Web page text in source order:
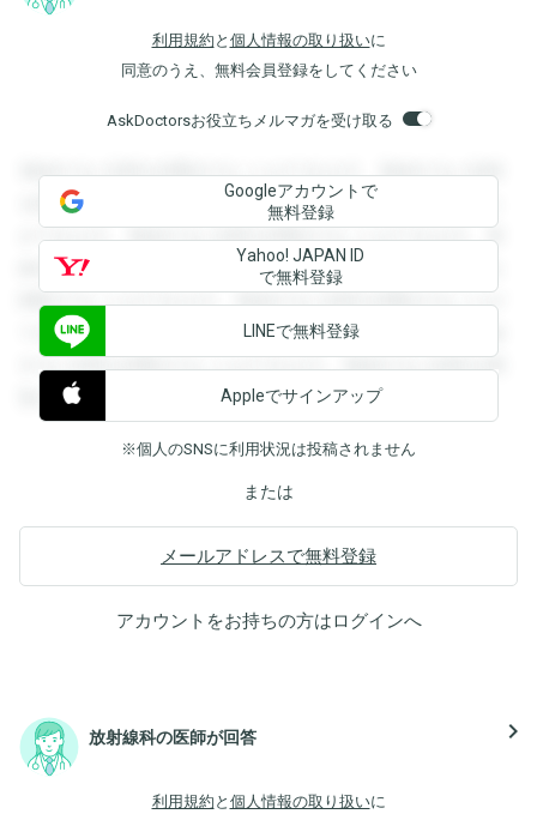
利用規約 と 個人情報の取り扱いに
同意のうえ、無料会員登録をしてください
AskDoctorsお役立ちメルマガを受け取る
登録すると回答を閲覧することができます。登録すると回答
を閲覧することができます。登録すると回答を閲覧すること
ができます。登録すると回答を閲覧することができます。登
録すると回答を閲覧することができます。登録すると回答を
閲覧することができます。登録すると回答を閲覧することが
できます。登録すると回答を閲覧することができます。登録
すると回答を閲覧することができます。登録すると回答を閲
覧することができます。
Googleアカウントで
無料登録
Yahoo! JAPAN ID
で無料登録
LINEで無料登録
Appleでサインアップ
※個人のSNSに利用状況は投稿されません
または
メールアドレスで無料登録
アカウントをお持ちの方はログインへ
放射線科の医師が回答 navigate_next
利用規約 と 個人情報の取り扱いに